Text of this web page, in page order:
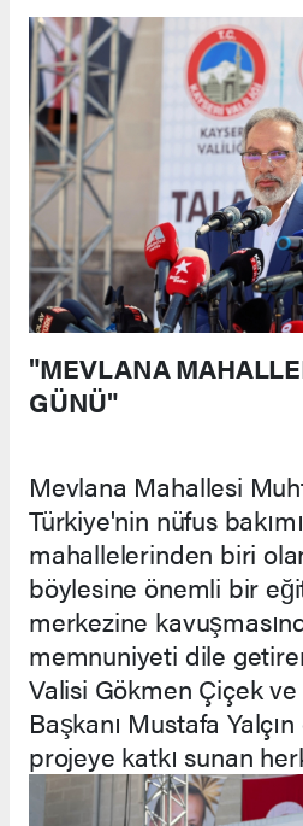
"MEVLANA
GÜNÜ"
Mevlana Mahallesi
Türkiye'nin nüfus
mahallelerinden biri
böylesine önemli bir
merkezine
memnuniyeti dile
Valisi Gökmen Çiçek
Başkanı Mustafa
projeye katkı sunan